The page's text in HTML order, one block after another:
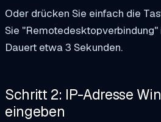
Oder drücken Sie einfach die
Sie "Remotedesktopverbindung"
Dauert etwa 3 Sekunden.
Schritt 2: IP-Adresse
eingeben